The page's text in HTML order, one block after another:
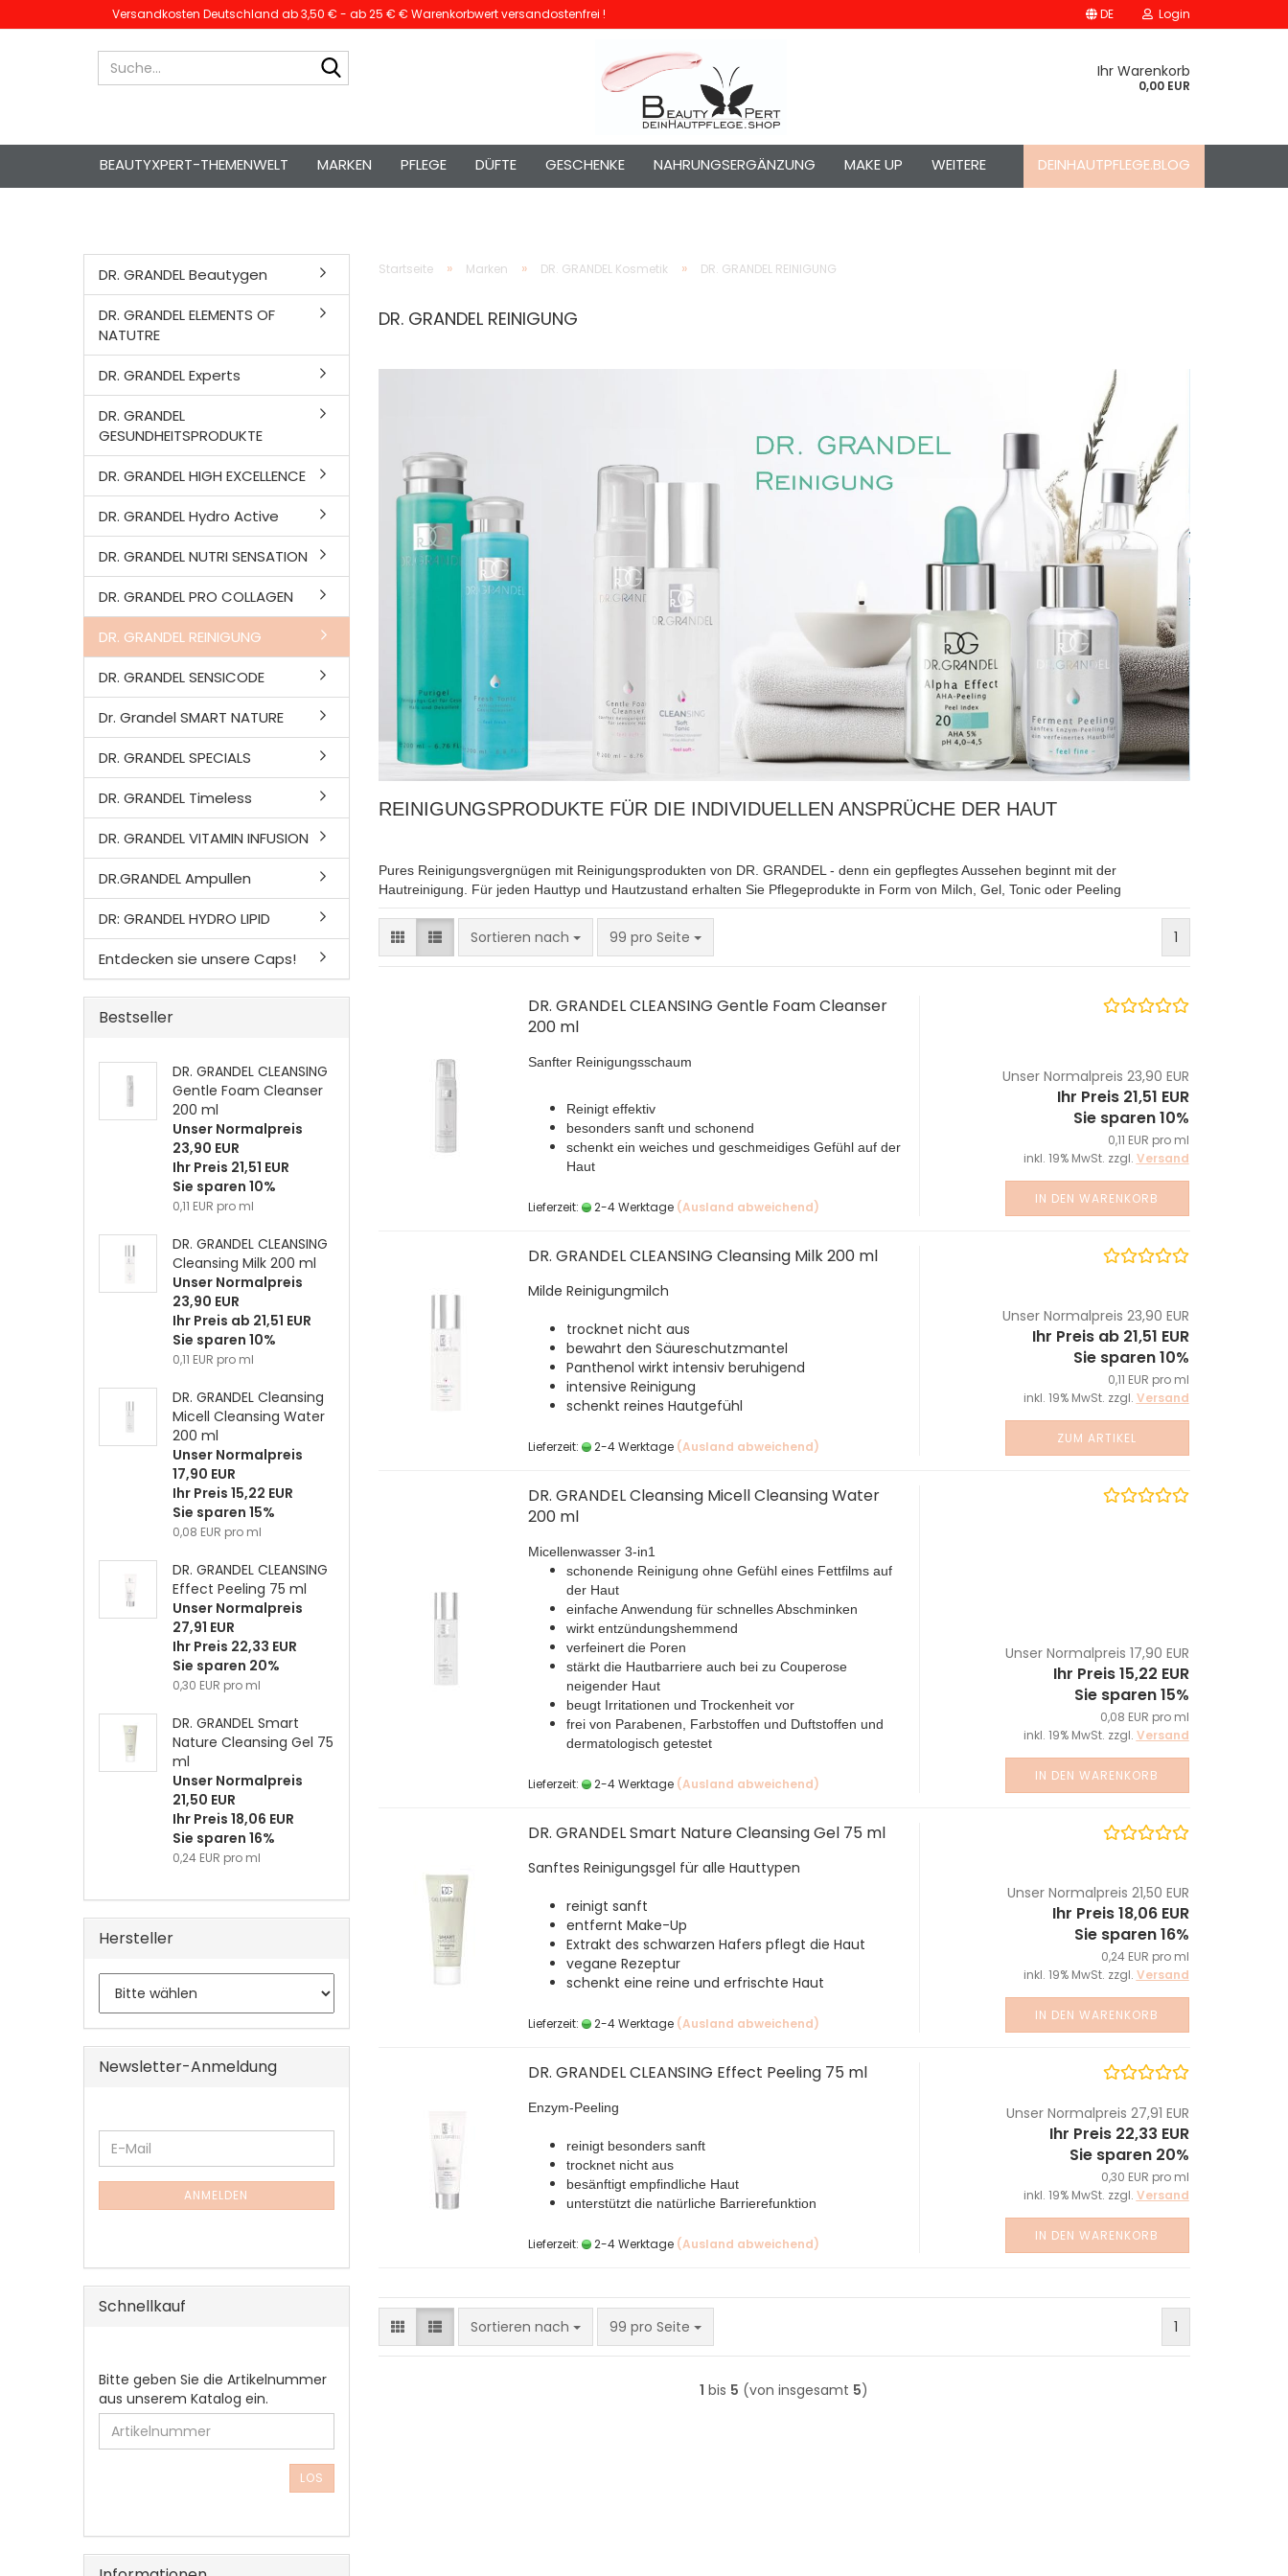
Versandkosten Deutschland ab 3,50 € - ab 25 € € Warenkorbwert versandostenfrei ! DE Login
Ihr Warenkorb
0,00 EUR
BEAUTYXPERT-THEMENWELT MARKEN PFLEGE DÜFTE GESCHENKE NAHRUNGSERGÄNZUNG MAKE UP DEINHAUTPFLEGE.BLOG
WEITERE
Startseite » Marken » DR. GRANDEL Kosmetik » DR. GRANDEL REINIGUNG
DR. GRANDEL REINIGUNG
REINIGUNGSPRODUKTE FÜR DIE INDIVIDUELLEN ANSPRÜCHE DER HAUT
Pures Reinigungsvergnügen mit Reinigungsprodukten von DR. GRANDEL - denn ein gepflegtes Aussehen beginnt mit der
Hautreinigung. Für jeden Hauttyp und Hautzustand erhalten Sie Pflegeprodukte in Form von Milch, Gel, Tonic oder Peeling
Sortieren nach
Sortieren nach 99 pro Seite
pro Seite 1
DR. GRANDEL CLEANSING Gentle Foam Cleanser
200 ml
Sanfter Reinigungsschaum
Reinigt effektiv
besonders sanft und schonend
schenkt ein weiches und geschmeidiges Gefühl auf der
Haut
Lieferzeit: 2-4 Werktage (Ausland abweichend)
Unser Normalpreis 23,90 EUR
Ihr Preis 21,51 EUR
Sie sparen 10%
0,11 EUR pro ml
inkl. 19% MwSt. zzgl. Versand
IN DEN WARENKORB
DR. GRANDEL CLEANSING Cleansing Milk 200 ml
Milde Reinigungmilch
trocknet nicht aus
bewahrt den Säureschutzmantel
Panthenol wirkt intensiv beruhigend
intensive Reinigung
schenkt reines Hautgefühl
Lieferzeit: 2-4 Werktage (Ausland abweichend)
Unser Normalpreis 23,90 EUR
Ihr Preis ab 21,51 EUR
Sie sparen 10%
0,11 EUR pro ml
inkl. 19% MwSt. zzgl. Versand
ZUM ARTIKEL
DR. GRANDEL Cleansing Micell Cleansing Water
200 ml
Micellenwasser 3-in1
schonende Reinigung ohne Gefühl eines Fettfilms auf
der Haut
einfache Anwendung für schnelles Abschminken
wirkt entzündungshemmend
verfeinert die Poren
stärkt die Hautbarriere auch bei zu Couperose
neigender Haut
beugt Irritationen und Trockenheit vor
frei von Parabenen, Farbstoffen und Duftstoffen und
dermatologisch getestet
Lieferzeit: 2-4 Werktage (Ausland abweichend)
Unser Normalpreis 17,90 EUR
Ihr Preis 15,22 EUR
Sie sparen 15%
0,08 EUR pro ml
inkl. 19% MwSt. zzgl. Versand
IN DEN WARENKORB
DR. GRANDEL Smart Nature Cleansing Gel 75 ml
Sanftes Reinigungsgel für alle Hauttypen
reinigt sanft
entfernt Make-Up
Extrakt des schwarzen Hafers pflegt die Haut
vegane Rezeptur
schenkt eine reine und erfrischte Haut
Lieferzeit: 2-4 Werktage (Ausland abweichend)
Unser Normalpreis 21,50 EUR
Ihr Preis 18,06 EUR
Sie sparen 16%
0,24 EUR pro ml
inkl. 19% MwSt. zzgl. Versand
IN DEN WARENKORB
DR. GRANDEL CLEANSING Effect Peeling 75 ml
Enzym-Peeling
reinigt besonders sanft
trocknet nicht aus
besänftigt empfindliche Haut
unterstützt die natürliche Barrierefunktion
Lieferzeit: 2-4 Werktage (Ausland abweichend)
Unser Normalpreis 27,91 EUR
Ihr Preis 22,33 EUR
Sie sparen 20%
0,30 EUR pro ml
inkl. 19% MwSt. zzgl. Versand
IN DEN WARENKORB
Sortieren nach
Sortieren nach 99 pro Seite
pro Seite 1
1 bis 5 (von insgesamt 5)
DR. GRANDEL Beautygen
DR. GRANDEL ELEMENTS OF
NATUTRE
DR. GRANDEL Experts
DR. GRANDEL
GESUNDHEITSPRODUKTE
DR. GRANDEL HIGH EXCELLENCE
DR. GRANDEL Hydro Active
DR. GRANDEL NUTRI SENSATION
DR. GRANDEL PRO COLLAGEN
DR. GRANDEL REINIGUNG
DR. GRANDEL SENSICODE
Dr. Grandel SMART NATURE
DR. GRANDEL SPECIALS
DR. GRANDEL Timeless
DR. GRANDEL VITAMIN INFUSION
DR.GRANDEL Ampullen
DR: GRANDEL HYDRO LIPID
Entdecken sie unsere Caps!
Bestseller
DR. GRANDEL CLEANSING
Gentle Foam Cleanser
200 ml
Unser Normalpreis
23,90 EUR
Ihr Preis 21,51 EUR
Sie sparen 10%
0,11 EUR pro ml
DR. GRANDEL CLEANSING
Cleansing Milk 200 ml
Unser Normalpreis
23,90 EUR
Ihr Preis ab 21,51 EUR
Sie sparen 10%
0,11 EUR pro ml
DR. GRANDEL Cleansing
Micell Cleansing Water
200 ml
Unser Normalpreis
17,90 EUR
Ihr Preis 15,22 EUR
Sie sparen 15%
0,08 EUR pro ml
DR. GRANDEL CLEANSING
Effect Peeling 75 ml
Unser Normalpreis
27,91 EUR
Ihr Preis 22,33 EUR
Sie sparen 20%
0,30 EUR pro ml
DR. GRANDEL Smart
Nature Cleansing Gel 75
ml
Unser Normalpreis
21,50 EUR
Ihr Preis 18,06 EUR
Sie sparen 16%
0,24 EUR pro ml
Hersteller
Newsletter-Anmeldung
WEITER
ZUR
NEWSLETTER-
E-
Mail
ANMELDEN
Schnellkauf
BITTE
GEBEN
SIE
DIE
ARTIKELNUMMER
EIN.
Bitte geben Sie die Artikelnummer
aus unserem Katalog ein.
LOS